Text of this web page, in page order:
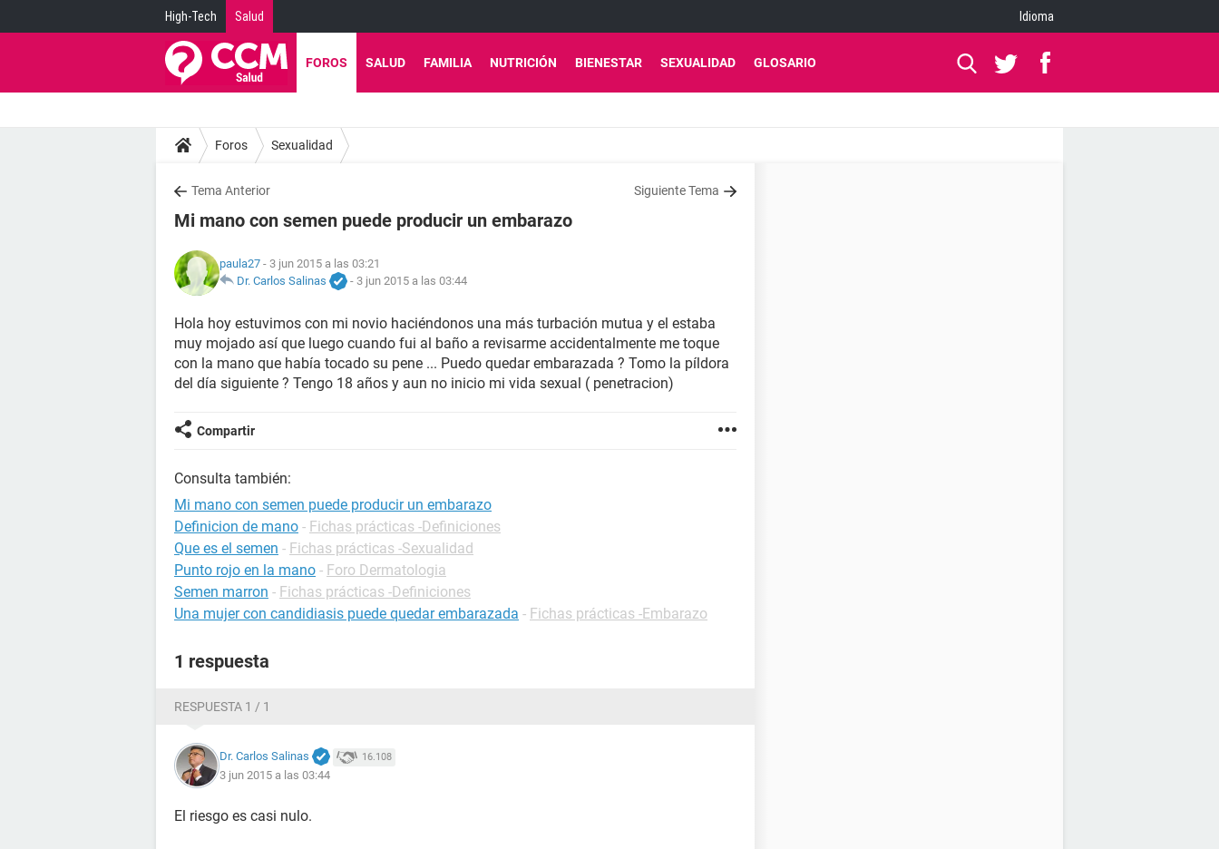
High-Tech Salud Idioma
FOROS SALUD FAMILIA NUTRICIÓN BIENESTAR SEXUALIDAD GLOSARIO
Foros Sexualidad
Tema Anterior Siguiente Tema
Mi mano con semen puede producir un embarazo
paula27 - 3 jun 2015 a las 03:21
Dr. Carlos Salinas
- 3 jun 2015 a las 03:44
Hola hoy estuvimos con mi novio haciéndonos una más turbación mutua y el estaba
muy mojado así que luego cuando fui al baño a revisarme accidentalmente me toque
con la mano que había tocado su pene ... Puedo quedar embarazada ? Tomo la píldora
del día siguiente ? Tengo 18 años y aun no inicio mi vida sexual ( penetracion)
Compartir
Consulta también:
Mi mano con semen puede producir un embarazo
Definicion de mano - Fichas prácticas -Definiciones
Que es el semen - Fichas prácticas -Sexualidad
Punto rojo en la mano - Foro Dermatologia
Semen marron - Fichas prácticas -Definiciones
Una mujer con candidiasis puede quedar embarazada - Fichas prácticas -Embarazo
1 respuesta
RESPUESTA 1 / 1
Dr. Carlos Salinas 16.108
3 jun 2015 a las 03:44
El riesgo es casi nulo.